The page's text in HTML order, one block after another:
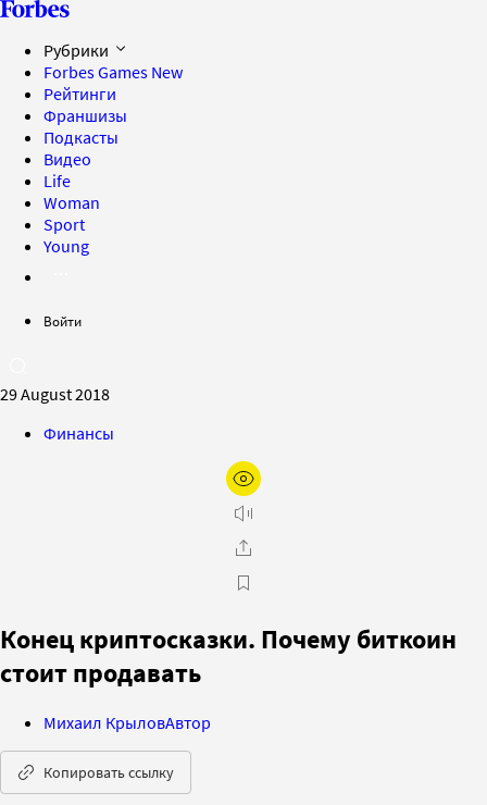
Рубрики
Forbes Games New
Рейтинги
Франшизы
Подкасты
Видео
Life
Woman
Sport
Young
Войти
29 August 2018
Финансы
Конец криптосказки. Почему биткоин
стоит продавать
Михаил КрыловАвтор
Копировать ссылку